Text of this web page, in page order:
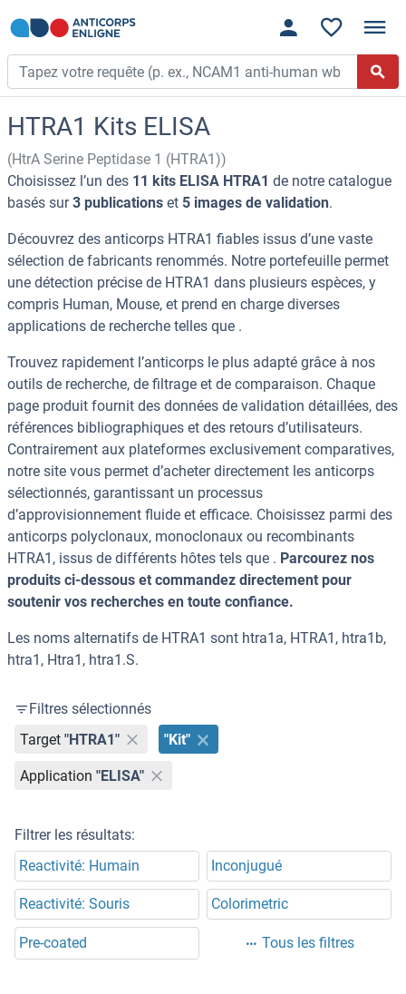
HTRA1 Kits ELISA
(HtrA Serine Peptidase 1 (HTRA1))
Choisissez l’un des 11 kits ELISA HTRA1 de notre catalogue
basés sur3 publications et 5 images de validation.
Découvrez des anticorps HTRA1 fiables issus d’une vaste
sélection de fabricants renommés. Notre portefeuille permet
une détection précise de HTRA1 dans plusieurs espèces, y
compris Human, Mouse, et prend en charge diverses
applications de recherche telles que .
Trouvez rapidement l’anticorps le plus adapté grâce à nos
outils de recherche, de filtrage et de comparaison. Chaque
page produit fournit des données de validation détaillées, des
références bibliographiques et des retours d’utilisateurs.
Contrairement aux plateformes exclusivement comparatives,
notre site vous permet d’acheter directement les anticorps
sélectionnés, garantissant un processus
d’approvisionnement fluide et efficace. Choisissez parmi des
anticorps polyclonaux, monoclonaux ou recombinants
HTRA1, issus de différents hôtes tels que . Parcourez nos
produits ci-dessous et commandez directement pour
soutenir vos recherches en toute confiance.
Les noms alternatifs de HTRA1 sont htra1a, HTRA1, htra1b,
htra1, Htra1, htra1.S.
Filtres sélectionnés
Target "HTRA1" "Kit"
Application "ELISA"
Filtrer les résultats:
Reactivité: Humain
Inconjugué
Reactivité: Souris Colorimetric
Pre-coated Tous les filtres